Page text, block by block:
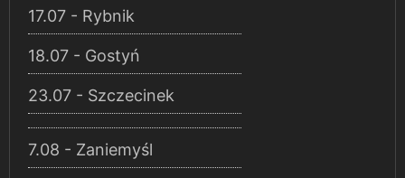
17.07 - Rybnik
18.07 - Gostyń
23.07 - Szczecinek
7.08 - Zaniemyśl